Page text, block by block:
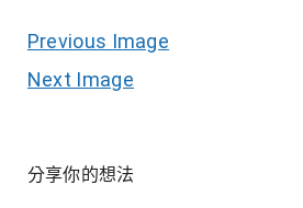
Previous Image
Next Image
分享你的想法